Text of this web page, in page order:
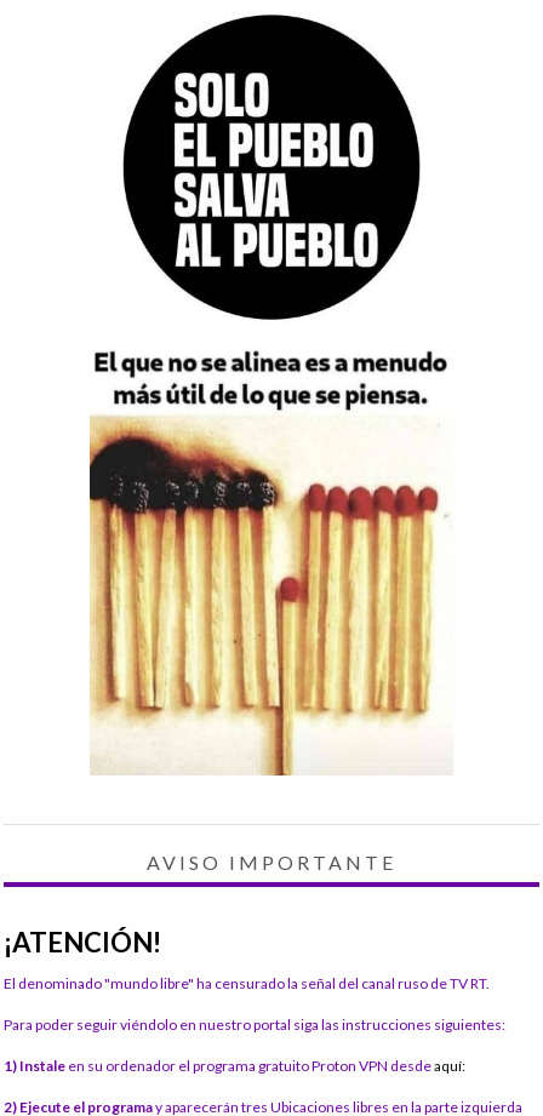
AVISO IMPORTANTE
¡ATENCIÓN!
El denominado "mundo libre" ha censurado la señal del canal ruso de TV RT.
Para poder seguir viéndolo en nuestro portal siga las instrucciones siguientes:
1) Instale en su ordenador el programa gratuito Proton VPN desdeaquí:
2) Ejecute el programay aparecerán tres Ubicaciones libres en la parte izquierda